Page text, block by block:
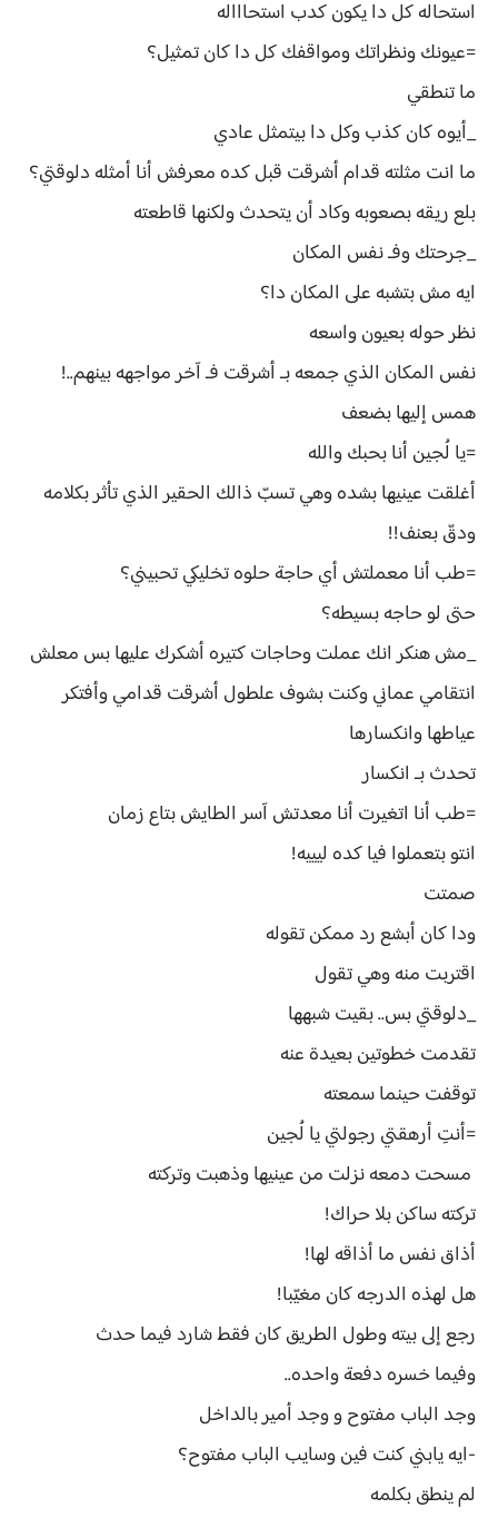
استحاله كل دا يكون كدب استحاااله
=عيونك ونظراتك ومواقفك كل دا كان تمثيل؟
ما تنطقي
_أيوه كان كذب وكل دا بيتمثل عادي
ما انت مثلته قدام أشرقت قبل كده معرفش أنا أمثله دلوقتي؟
بلع ريقه بصعوبه وكاد أن يتحدث ولكنها قاطعته
_جرحتك وفـ نفس المكان
ايه مش بتشبه على المكان دا؟
نظر حوله بعيون واسعه
نفس المكان الذي جمعه بـ أشرقت فـ آخر مواجهه بينهم..!
همس إليها بضعف
=يا لُجين أنا بحبك والله
أغلقت عينيها بشده وهي تسبّ ذالك الحقير الذي تأثر بكلامه
ودقّ بعنف!!
=طب أنا معملتش أي حاجة حلوه تخليكي تحبيني؟
حتى لو حاجه بسيطه؟
_مش هنكر انك عملت وحاجات كتيره أشكرك عليها بس معلش
انتقامي عماني وكنت بشوف علطول أشرقت قدامي وأفتكر
عياطها وانكسارها
تحدث بـ انكسار
=طب أنا اتغيرت أنا معدتش آسر الطايش بتاع زمان
انتو بتعملوا فيا كده ليييه!
صمتت
ودا كان أبشع رد ممكن تقوله
اقتربت منه وهي تقول
_دلوقتي بس.. بقيت شبهها
تقدمت خطوتين بعيدة عنه
توقفت حينما سمعته
=أنتِ أرهقتي رجولتي يا لُجين
مسحت دمعه نزلت من عينيها وذهبت وتركته
تركته ساكن بلا حراك!
أذاق نفس ما أذاقه لها!
هل لهذه الدرجه كان مغيّبا!
رجع إلى بيته وطول الطريق كان فقط شارد فيما حدث
وفيما خسره دفعة واحده..
وجد الباب مفتوح و وجد أمير بالداخل
-ايه يابني كنت فين وسايب الباب مفتوح؟
لم ينطق بكلمه